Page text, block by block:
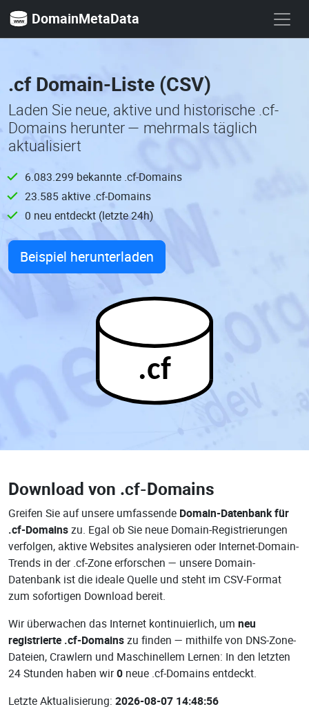
DomainMetaData
.cf Domain-Liste (CSV)
Laden Sie neue, aktive und historische .cf-
Domains herunter — mehrmals täglich
aktualisiert
6.083.299 bekannte .cf-Domains
23.585 aktive .cf-Domains
0 neu entdeckt (letzte 24h)
Beispiel herunterladen
.cf
Download von .cf-Domains
Greifen Sie auf unsere umfassende Domain-Datenbank für
.cf-Domainszu. Egal ob Sie neue Domain-Registrierungen
verfolgen, aktive Websites analysieren oder Internet-Domain-
Trends in der .cf-Zone erforschen — unsere Domain-
Datenbank ist die ideale Quelle und steht im CSV-Format
zum sofortigen Download bereit.
Wir überwachen das Internet kontinuierlich, um neu
registrierte .cf-Domainszu finden — mithilfe von DNS-Zone-
Dateien, Crawlern und Maschinellem Lernen: In den letzten
24 Stunden haben wir0 neue .cf-Domains entdeckt.
Letzte Aktualisierung: 2026-08-07 14:48:56